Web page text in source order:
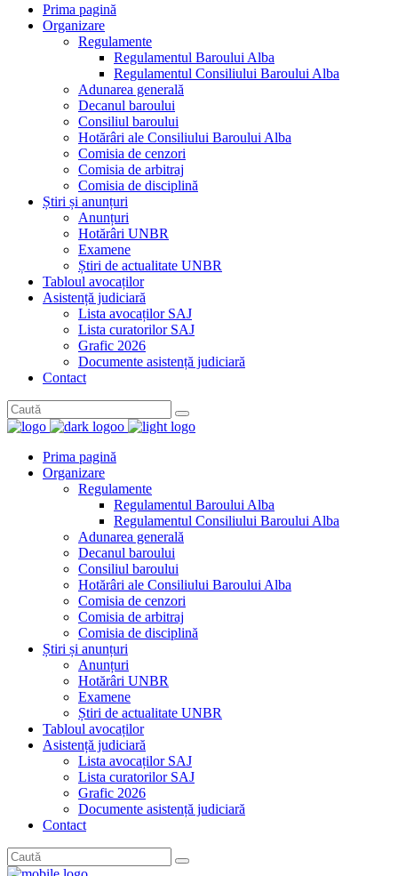
Prima pagină
Organizare
Regulamente
Regulamentul Baroului Alba
Regulamentul Consiliului Baroului Alba
Adunarea generală
Decanul baroului
Consiliul baroului
Hotărâri ale Consiliului Baroului Alba
Comisia de cenzori
Comisia de arbitraj
Comisia de disciplină
Știri și anunțuri
Anunțuri
Hotărâri UNBR
Examene
Știri de actualitate UNBR
Tabloul avocaților
Asistență judiciară
Lista avocaților SAJ
Lista curatorilor SAJ
Grafic 2026
Documente asistență judiciară
Contact
Prima pagină
Organizare
Regulamente
Regulamentul Baroului Alba
Regulamentul Consiliului Baroului Alba
Adunarea generală
Decanul baroului
Consiliul baroului
Hotărâri ale Consiliului Baroului Alba
Comisia de cenzori
Comisia de arbitraj
Comisia de disciplină
Știri și anunțuri
Anunțuri
Hotărâri UNBR
Examene
Știri de actualitate UNBR
Tabloul avocaților
Asistență judiciară
Lista avocaților SAJ
Lista curatorilor SAJ
Grafic 2026
Documente asistență judiciară
Contact